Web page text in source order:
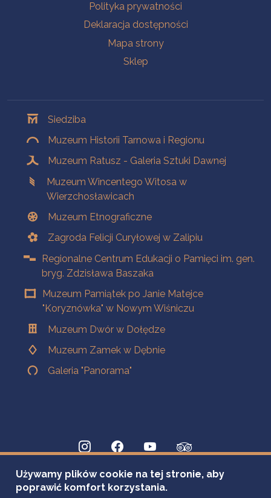
Polityka prywatności
Deklaracja dostępności
Mapa strony
Sklep
Siedziba
Muzeum Historii Tarnowa i Regionu
Muzeum Ratusz - Galeria Sztuki Dawnej
Muzeum Wincentego Witosa w
Wierzchosławicach
Muzeum Etnograficzne
Zagroda Felicji Curyłowej w Zalipiu
Regionalne Centrum Edukacji o Pamięci im. gen.
bryg. Zdzisława Baszaka
Muzeum Pamiątek po Janie Matejce
"Koryznówka" w Nowym Wiśniczu
Muzeum Dwór w Dołędze
Muzeum Zamek w Dębnie
Galeria "Panorama"
Używamy plików cookie na tej stronie, aby
poprawić komfort korzystania.